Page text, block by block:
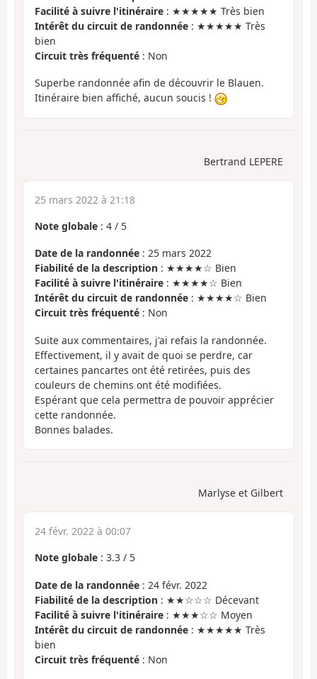
Facilité à suivre l'itinéraire : ★★★★★ Très bien
Intérêt du circuit de randonnée : ★★★★★ Très
bien
Circuit très fréquenté : Non
Superbe randonnée afin de découvrir le Blauen.
Itinéraire bien affiché, aucun soucis !
Bertrand LEPERE
25 mars 2022 à 21:18
Note globale : 4 / 5
Date de la randonnée : 25 mars 2022
Fiabilité de la description : ★★★★☆ Bien
Facilité à suivre l'itinéraire : ★★★★☆ Bien
Intérêt du circuit de randonnée : ★★★★☆ Bien
Circuit très fréquenté : Non
Suite aux commentaires, j'ai refais la randonnée.
Effectivement, il y avait de quoi se perdre, car
certaines pancartes ont été retirées, puis des
couleurs de chemins ont été modifiées.
Espérant que cela permettra de pouvoir apprécier
cette randonnée.
Bonnes balades.
Marlyse et Gilbert
24 févr. 2022 à 00:07
Note globale : 3.3 / 5
Date de la randonnée : 24 févr. 2022
Fiabilité de la description : ★★☆☆☆ Décevant
Facilité à suivre l'itinéraire : ★★★☆☆ Moyen
Intérêt du circuit de randonnée : ★★★★★ Très
bien
Circuit très fréquenté : Non